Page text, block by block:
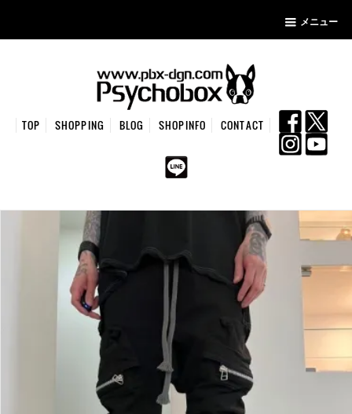
メニュー
TOP SHOPPING BLOG SHOPINFO CONTACT